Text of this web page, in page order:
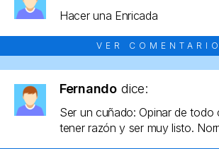
Hacer una Enricada
VER COMENTARIO
Fernando dice:
Ser un cuñado: Opinar de todo
tener razón y ser muy listo.